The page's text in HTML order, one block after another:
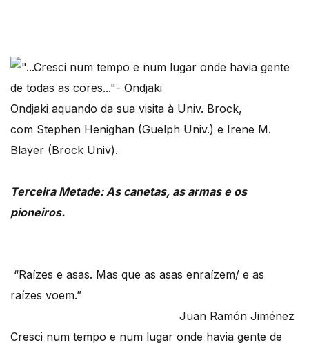
Ondjaki aquando da sua visita à Univ. Brock,
com Stephen Henighan (Guelph Univ.) e Irene M.
Blayer (Brock Univ).
Terceira Metade: As canetas, as armas e os
pioneiros.
“Raízes e asas. Mas que as asas enraízem/ e as
raízes voem.”
Juan Ramón Jiménez
Cresci num tempo e num lugar onde havia gente de